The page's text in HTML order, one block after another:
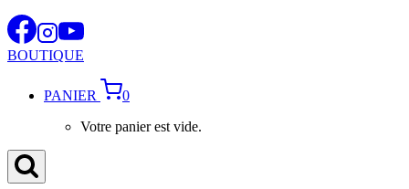
BOUTIQUE
PANIER
0
Votre panier est vide.